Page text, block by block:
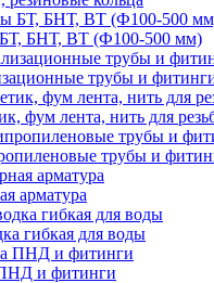
БНТ, ВТ (Ф100-500 мм)
трубы и
фум лента, нить для
трубы и
арматура
гибкая для воды
и фитинги